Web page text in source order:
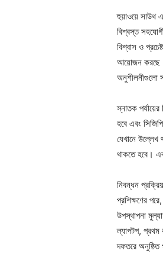
হুয়াওয়ে সাউথ
বিশ্বস্ত
বিশ্বাস ও
আয়োজন করছে।
অনুশীলনীগুলো
স্নাতক
হবে এবং
যেখানে উল্লেখ
থাকতে হবে।
নিবন্ধন
প্রশিক্ষণের
উপস্থাপনা
ল্যাপটপ, প্রথম
দফতরে অনুষ্ঠিত